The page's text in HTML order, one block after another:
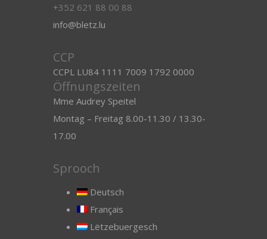
+352 621 88 00 88
info@bletz.lu
CCP
CCPL LU84 1111 7009 1792 0000
Öffnungszeiten
Mme Audrey Speitel
Montag – Freitag 8.00-11.30 / 13.30-
17.00
Sprooch
Deutsch
Français
Lëtzebuergesch